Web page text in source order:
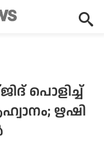
പൊളിച്ച്
ഋഷി